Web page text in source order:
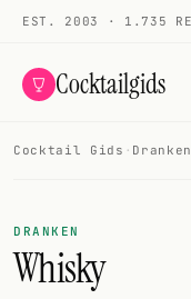
EST. 2003 · 1.735
Cocktailgids
Alle cocktails
Cocktail Gids · Dranken
DRANKEN
Whisky